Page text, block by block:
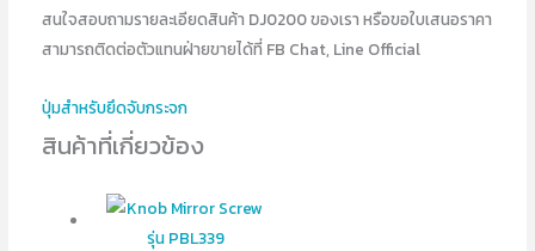
สนใจสอบถามรายละเอียดสินค้า DJ0200 ของเรา หรือขอใบเสนอราคา
สามารถติดต่อตัวแทนฝ่ายขายได้ที่ FB Chat, Line Official
ปุ่มสำหรับยึดจับกระจก
สินค้าที่เกี่ยวข้อง